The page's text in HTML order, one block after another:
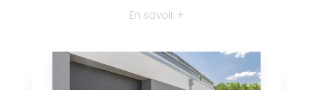
En savoir +